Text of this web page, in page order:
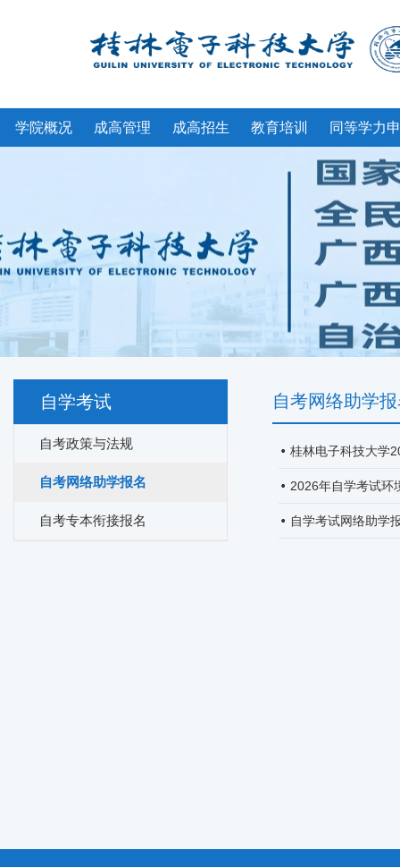
学院概况 成高管理 成高招生 教育培训 同等学力
自学考试
自考政策与法规
自考网络助学报名
自考专本衔接报名
自考网络助学
桂林电子科技大学
2026年自学考试环
自学考试网络助学